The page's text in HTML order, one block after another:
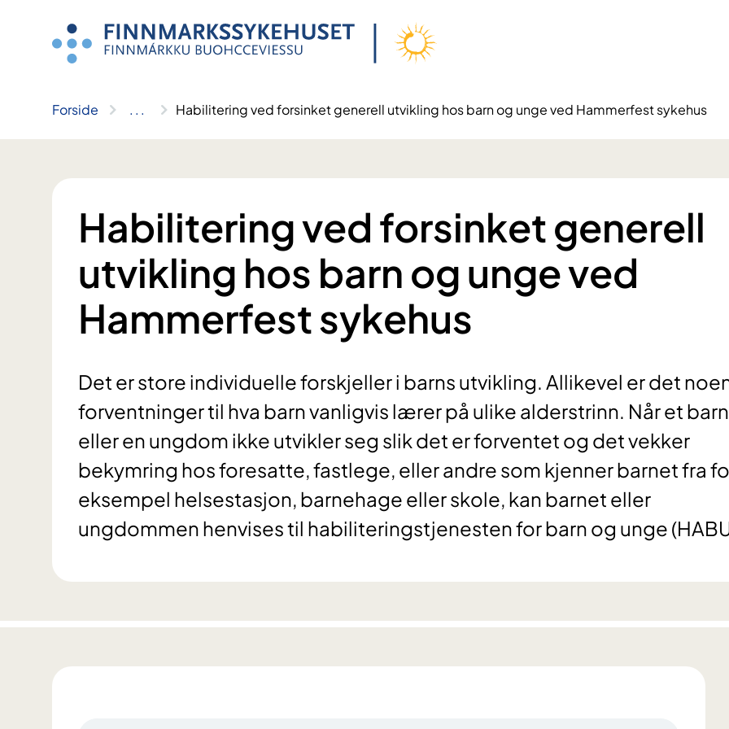
Forside .. . Habilitering ved forsinket generell utvikling hos barn og unge ved Hammerfest sykehus
Habilitering ved forsinket generell
utvikling hos barn og unge ved
Hammerfest sykehus
Det er store individuelle forskjeller i barns utvikling. Allikevel er det
forventninger til hva barn vanligvis lærer på ulike alderstrinn. Når et barn
eller en ungdom ikke utvikler seg slik det er forventet og det vekker
bekymring hos foresatte, fastlege, eller andre som kjenner barnet fra
eksempel helsestasjon, barnehage eller skole, kan barnet eller
ungdommen henvises til habiliteringstjenesten for barn og unge